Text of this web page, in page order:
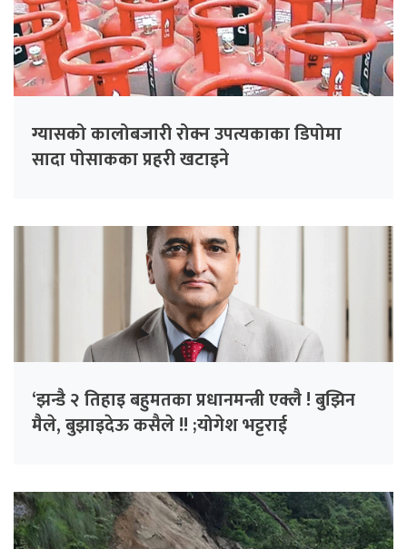
ग्यासको कालोबजारी रोक्न उपत्यकाका डिपोमा
सादा पोसाकका प्रहरी खटाइने
‘झन्डै २ तिहाइ बहुमतका प्रधानमन्त्री एक्लै ! बुझिन
मैले, बुझाइदेऊ कसैले !! ;योगेश भट्टराई